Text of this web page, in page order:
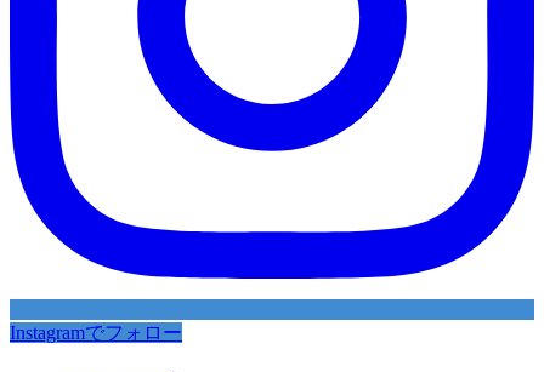
Instagramでフォロー